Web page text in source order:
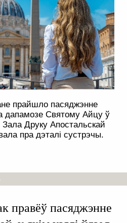
прайшло пасяджэнне
дапамозе Святому Айцу ў
Зала Друку Апостальскай
пра дэталі сустрэчы.
правёў пасяджэнне